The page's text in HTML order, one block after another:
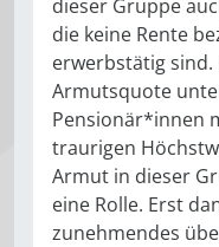
dieser Gruppe
die keine Rente
erwerbstätig
Armutsquote
Pensionär*innen
traurigen
Armut in dieser
eine Rolle. Erst
zunehmendes